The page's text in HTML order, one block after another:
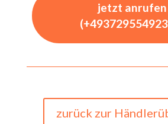
jetzt anrufen
zurück zur